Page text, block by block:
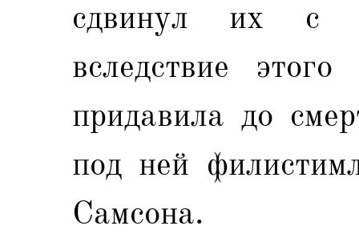
сдвинул их с
вследствие
придавила до
под ней
Самсона.